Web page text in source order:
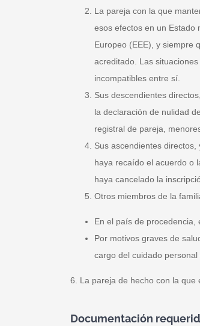
La pareja con la que
esos efectos en un Estado
Europeo (EEE), y siempre
acreditado. Las
incompatibles entre sí.
Sus descendientes
la declaración de nulidad
registral de pareja,
Sus ascendientes
haya recaído el acuerdo o
haya cancelado la
Otros miembros de la
En el país de procedencia,
Por motivos graves de
cargo del cuidado personal
6. La pareja de hecho con la que
Documentación